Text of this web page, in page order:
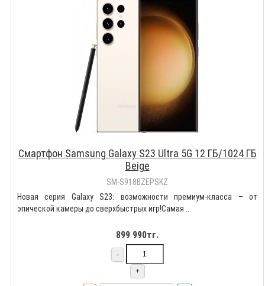
Смартфон Samsung Galaxy S23 Ultra 5G 12 ГБ/1024 ГБ
Beige
SM-S918BZEPSKZ
Новая серия Galaxy S23: возможности премиум-класса – от
эпической камеры до сверхбыстрых игр!Самая ..
899 990тг.
-
+